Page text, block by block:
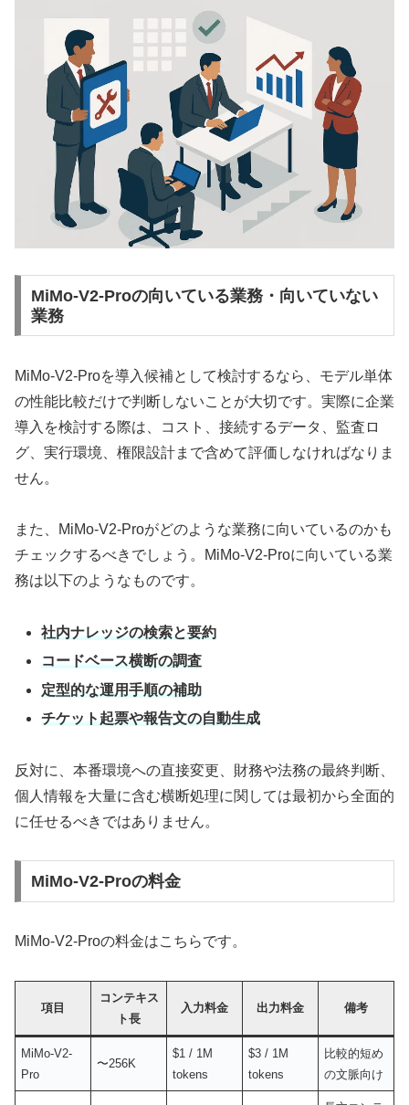
MiMo-V2-Proの向いている業務・向いていない
業務
MiMo-V2-Proを導入候補として検討するなら、モデル単体
の性能比較だけで判断しないことが大切です。実際に企業
導入を検討する際は、コスト、接続するデータ、監査ロ
グ、実行環境、権限設計まで含めて評価しなければなりま
せん。
また、MiMo-V2-Proがどのような業務に向いているのかも
チェックするべきでしょう。MiMo-V2-Proに向いている業
務は以下のようなものです。
社内ナレッジの検索と要約
コードベース横断の調査
定型的な運用手順の補助
チケット起票や報告文の自動生成
反対に、本番環境への直接変更、財務や法務の最終判断、
個人情報を大量に含む横断処理に関しては最初から全面的
に任せるべきではありません。
MiMo-V2-Proの料金
MiMo-V2-Proの料金はこちらです。
項目
コンテキス
ト長
入力料金 出力料金 備考
MiMo-V2-
Pro
〜256K
$1 / 1M
tokens
$3 / 1M
tokens
比較的短め
の文脈向け